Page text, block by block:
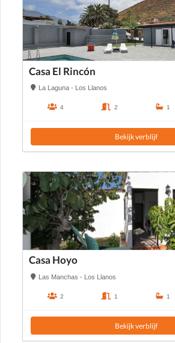
Casa El Rincón
La Laguna - Los Llanos
4 2 1
Bekijk verblijf
Casa Hoyo
Las Manchas - Los Llanos
2 1 1
Bekijk verblijf